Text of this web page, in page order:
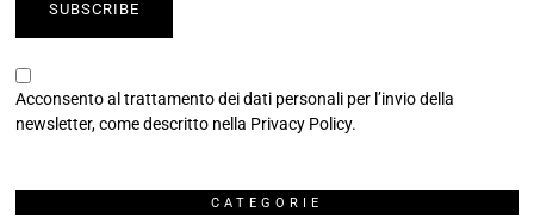
Acconsento al trattamento dei dati personali per l’invio della
newsletter, come descritto nella Privacy Policy.
CATEGORIE